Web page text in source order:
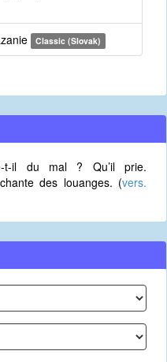
Classic (Slovak)
t-il du mal ? Qu’il prie.
des louanges. (vers.